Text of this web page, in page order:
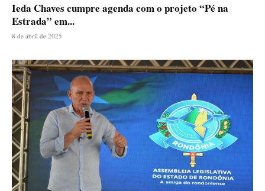
Ieda Chaves cumpre agenda com o projeto “Pé na
Estrada” em...
8 de abril de 2025